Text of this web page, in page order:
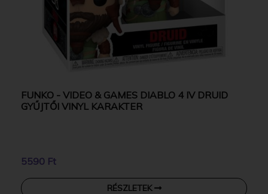
FUNKO - VIDEO & GAMES DIABLO 4 IV DRUID
GYŰJTŐI VINYL KARAKTER
5590 Ft
RÉSZLETEK